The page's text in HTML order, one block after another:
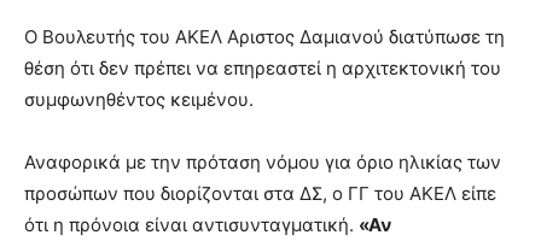
Ο Βουλευτής του ΑΚΕΛ Αριστος Δαμιανού διατύπωσε τη
θέση ότι δεν πρέπει να επηρεαστεί η αρχιτεκτονική του
συμφωνηθέντος κειμένου.
Αναφορικά με την πρόταση νόμου για όριο ηλικίας των
προσώπων που διορίζονται στα ΔΣ, ο ΓΓ του ΑΚΕΛ είπε
ότι η πρόνοια είναι αντισυνταγματική. «Αν